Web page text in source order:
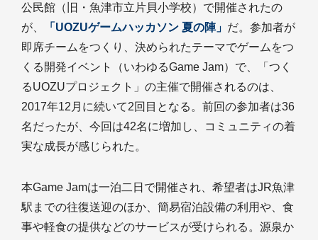
公民館（旧・魚津市立片貝小学校）で開催されたの
が、
「UOZUゲームハッカソン 夏の陣」 だ。参加者が
即席チームをつくり、決められたテーマでゲームをつ
くる開発イベント（いわゆるGame Jam）で、「つく
るUOZUプロジェクト」の主催で開催されるのは、
2017年12月に続いて2回目となる。前回の参加者は36
名だったが、今回は42名に増加し、コミュニティの着
実な成長が感じられた。
本Game Jamは一泊二日で開催され、希望者はJR魚津
駅までの往復送迎のほか、簡易宿泊設備の利用や、食
事や軽食の提供などのサービスが受けられる。源泉か